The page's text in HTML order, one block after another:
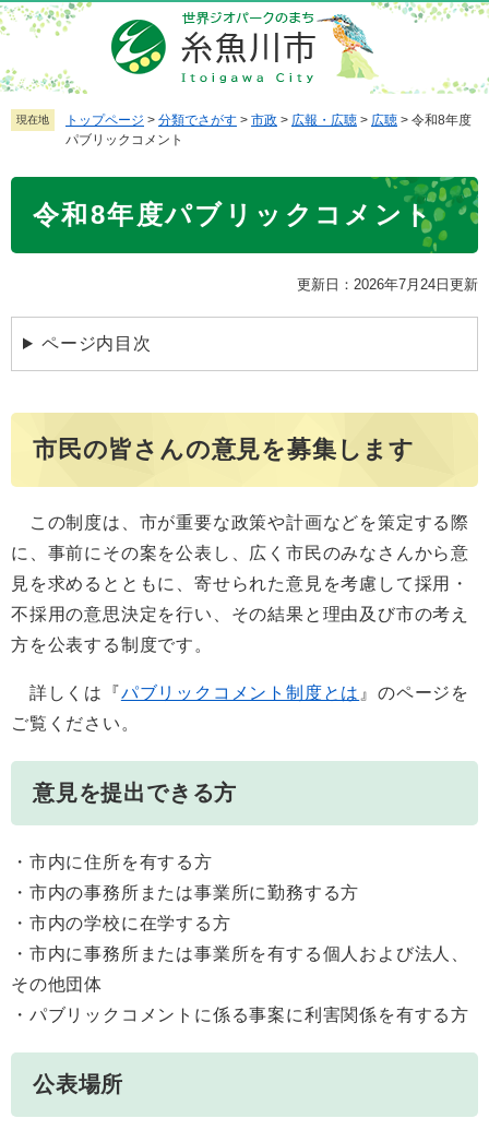
ペ
ー
ジ
の
先
メ
ニ
ュ
ー
を
本
現在地 トップページ > 分類でさがす > 市政 > 広報・広聴 > 広聴 > 令和8年度
パブリックコメント
令和8年度パブリックコメント
更新日：2026年7月24日更新
ページ内目次
市民の皆さんの意見を募集します
この制度は、市が重要な政策や計画などを策定する際
に、事前にその案を公表し、広く市民のみなさんから意
見を求めるとともに、寄せられた意見を考慮して採用・
不採用の意思決定を行い、その結果と理由及び市の考え
方を公表する制度です。
詳しくは『パブリックコメント制度とは 』のページを
ご覧ください。
意見を提出できる方
・市内に住所を有する方
・市内の事務所または事業所に勤務する方
・市内の学校に在学する方
・市内に事務所または事業所を有する個人および法人、
その他団体
・パブリックコメントに係る事案に利害関係を有する方
公表場所